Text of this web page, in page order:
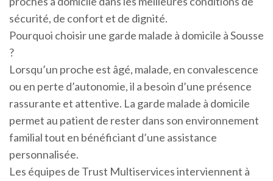
sécurité, de confort et de dignité.
Pourquoi choisir une garde malade à domicile à Sousse
?
Lorsqu’un proche est âgé, malade, en convalescence
ou en perte d’autonomie, il a besoin d’une présence
rassurante et attentive. La garde malade à domicile
permet au patient de rester dans son environnement
familial tout en bénéficiant d’une assistance
personnalisée.
Les équipes de Trust Multiservices interviennent à